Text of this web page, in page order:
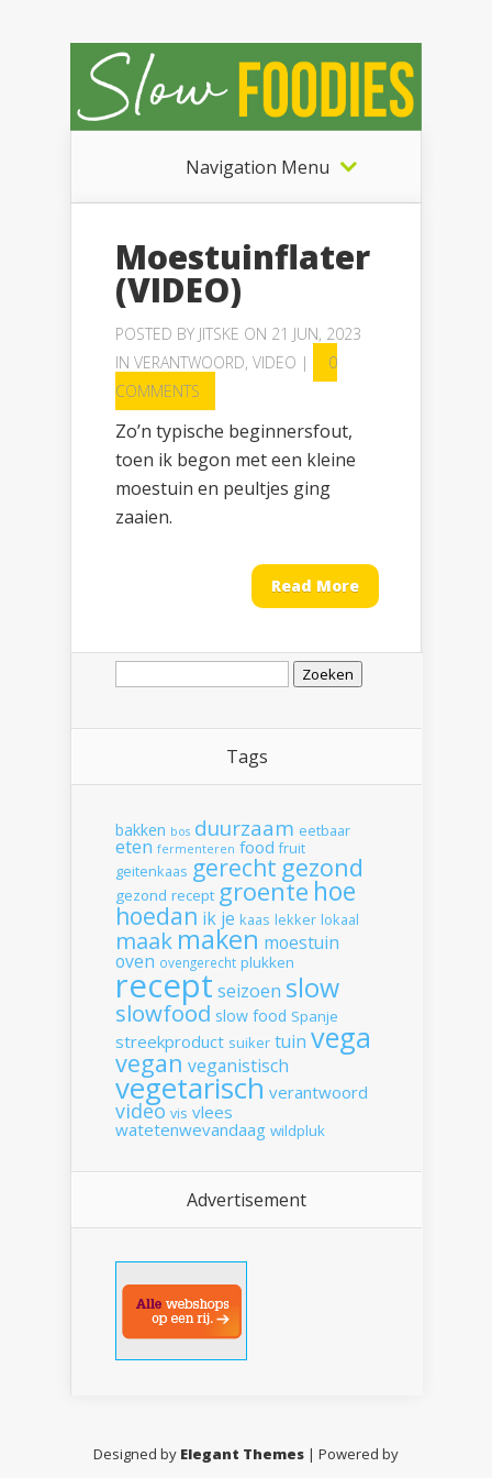
Navigation Menu
Moestuinflater
(VIDEO)
POSTED BY JITSKE ON 21 JUN, 2023
IN VERANTWOORD, VIDEO |
0
COMMENTS
Zo’n typische beginnersfout,
toen ik begon met een kleine
moestuin en peultjes ging
zaaien.
Read More
Zoeken
Tags
bakken bos duurzaam eetbaar
eten fermenteren food fruit
geitenkaas gerecht gezond
gezond recept groente hoe
hoedan ik je kaas lekker lokaal
maak maken moestuin
oven ovengerecht plukken
recept seizoen slow
slowfood slow food Spanje
streekproduct suiker tuin vega
vegan veganistisch
vegetarisch verantwoord
video vis vlees
watetenwevandaag wildpluk
Advertisement
Designed by Elegant Themes | Powered by